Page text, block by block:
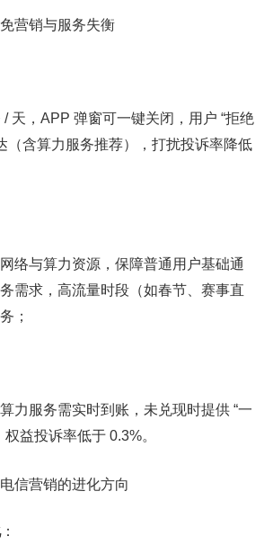
营销与服务失衡​
天，APP 弹窗可一键关闭，用户 “拒绝
（含算力服务推荐），打扰投诉率降低
络与算力资源，保障普通用户基础通
需求，高流量时段（如春节、赛事直
；​
力服务需实时到账，未兑现时提供 “一
益投诉率低于 0.3%。​
信营销的进化方向​
：​